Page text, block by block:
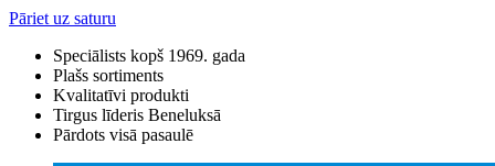
Pāriet uz saturu
Speciālists kopš 1969. gada
Plašs sortiments
Kvalitatīvi produkti
Tirgus līderis Beneluksā
Pārdots visā pasaulē